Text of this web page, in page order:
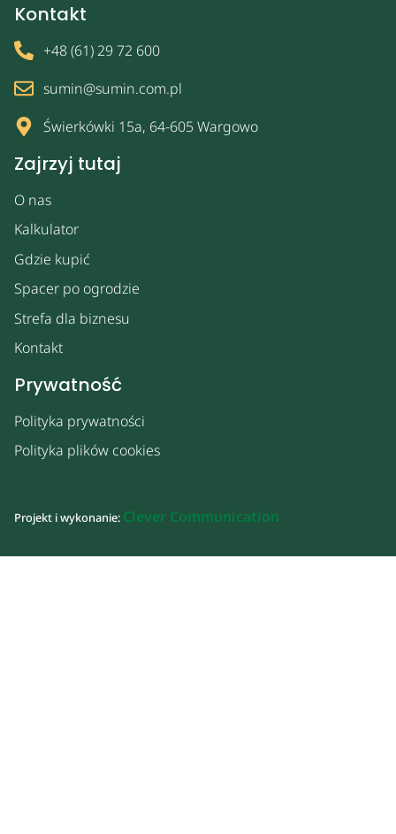
Zajrzyj tutaj
O nas
Kalkulator
Gdzie kupić
Spacer po ogrodzie
Strefa dla biznesu
Kontakt
Prywatność
Polityka prywatności
Polityka plików cookies
Kontakt
+48 (61) 29 72 600
sumin@sumin.com.pl
Świerkówki 15a, 64-605 Wargowo
Projekt i wykonanie: Clever Communication